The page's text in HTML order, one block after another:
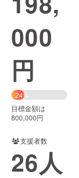
書籍・雑誌
チャレンジ
Creation
コミュニティ
000
円
24%
目標金額は
800,000円
支援者数
26人